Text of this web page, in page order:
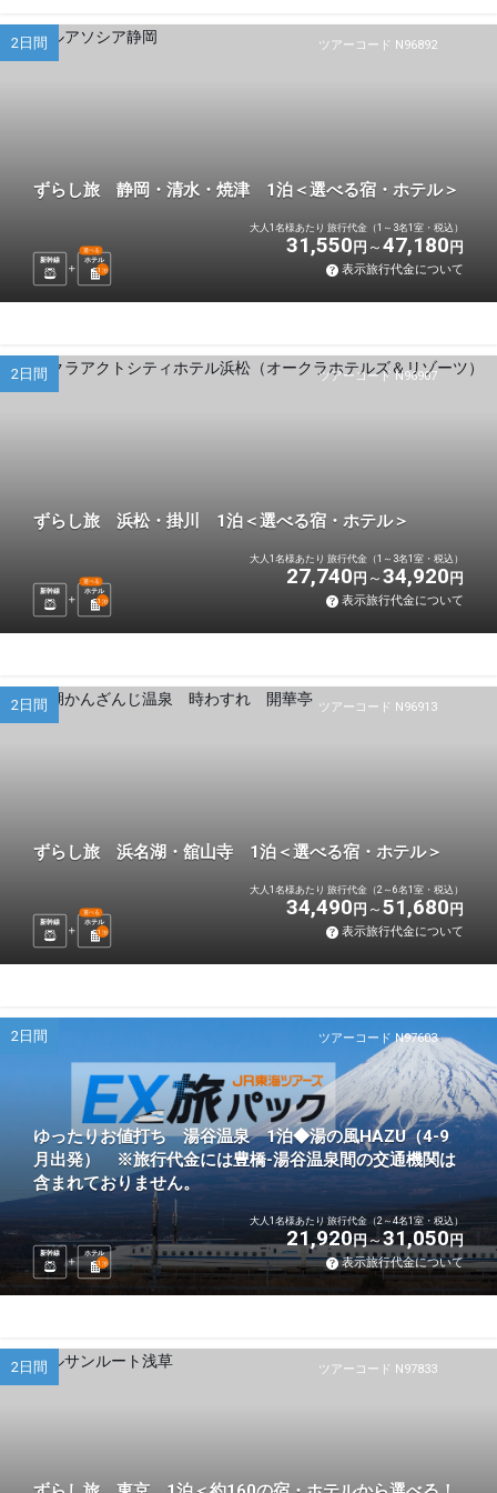
ツアーコード N96892
2日間
ずらし旅 静岡・清水・焼津 1泊＜選べる宿・ホテル＞
新幹線 ホテル
選べる
1 泊
大人1名様あたり 旅行代金（1～3名1室・税込）
31,550 円 47,180 円
表示旅行代金について
ツアーコード N96907
2日間
ずらし旅 浜松・掛川 1泊＜選べる宿・ホテル＞
新幹線 ホテル
選べる
1 泊
大人1名様あたり 旅行代金（1～3名1室・税込）
27,740 円 34,920 円
表示旅行代金について
ツアーコード N96913
2日間
ずらし旅 浜名湖・舘山寺 1泊＜選べる宿・ホテル＞
新幹線 ホテル
選べる
1 泊
大人1名様あたり 旅行代金（2～6名1室・税込）
34,490 円 51,680 円
表示旅行代金について
ツアーコード N97603
2日間
ゆったりお値打ち 湯谷温泉 1泊◆湯の風HAZU（4-9
月出発） ※旅行代金には豊橋-湯谷温泉間の交通機関は
含まれておりません。
新幹線
ホテル
1 泊
大人1名様あたり 旅行代金（2～4名1室・税込）
21,920円 31,050円
表示旅行代金について
ツアーコード N97833
2日間